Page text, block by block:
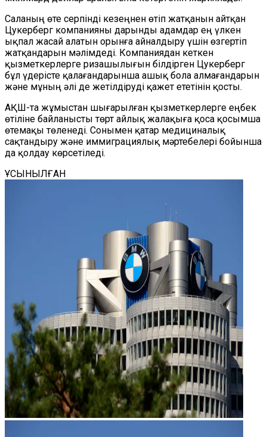
Саланың өте серпінді кезеңнен өтіп жатқанын айтқан
Цукерберг компанияны дарынды адамдар ең үлкен
ықпал жасай алатын орынға айналдыру үшін өзгертіп
жатқандарын мәлімдеді. Компаниядан кеткен
қызметкерлерге ризашылығын білдірген Цукерберг
бұл үдерісте қалағандарынша ашық бола алмағандарын
және мұның әлі де жетілдіруді қажет ететінін қосты.
АҚШ-та жұмыстан шығарылған қызметкерлерге еңбек
өтіліне байланысты төрт айлық жалақыға қоса қосымша
өтемақы төленеді. Сонымен қатар медициналық
сақтандыру және иммиграциялық мәртебелері бойынша
да қолдау көрсетіледі.
ҰСЫНЫЛҒАН